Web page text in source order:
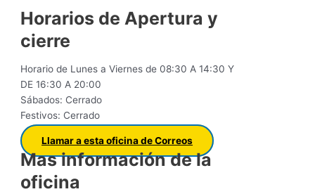
Horarios de Apertura y
cierre
Horario de Lunes a Viernes de 08:30 A 14:30 Y
DE 16:30 A 20:00
Sábados: Cerrado
Festivos: Cerrado
Llamar a esta oficina de Correos
Mas información de la
oficina